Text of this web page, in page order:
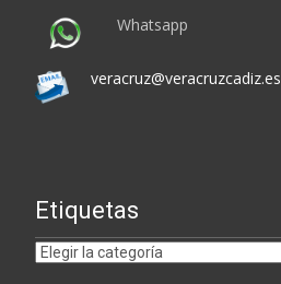
Whatsapp
veracruz@veracruzcadiz.es
Etiquetas
Etiquetas